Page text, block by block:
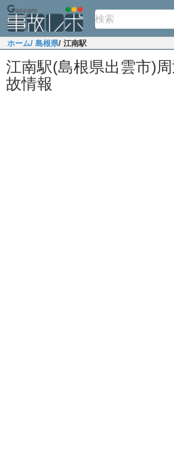
ホーム/ 島根県/ 江南駅
江南駅(島根県出雲市)
故情報